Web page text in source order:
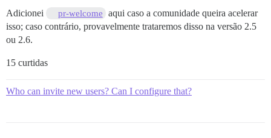
Adicionei pr-welcome
aqui caso a comunidade queira acelerar
isso; caso contrário, provavelmente trataremos disso na versão 2.5
ou 2.6.
15 curtidas
Who can invite new users? Can I configure that?